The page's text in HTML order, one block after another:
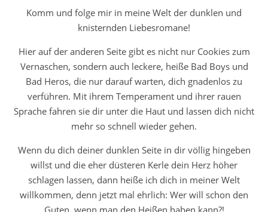
Komm und folge mir in meine Welt der dunklen und
knisternden Liebesromane!
Hier auf der anderen Seite gibt es nicht nur Cookies zum
Vernaschen, sondern auch leckere, heiße Bad Boys und
Bad Heros, die nur darauf warten, dich gnadenlos zu
verführen. Mit ihrem Temperament und ihrer rauen
Sprache fahren sie dir unter die Haut und lassen dich nicht
mehr so schnell wieder gehen.
Wenn du dich deiner dunklen Seite in dir völlig hingeben
willst und die eher düsteren Kerle dein Herz höher
schlagen lassen, dann heiße ich dich in meiner Welt
willkommen, denn jetzt mal ehrlich: Wer will schon den
Guten, wenn man den Heißen haben kann?!